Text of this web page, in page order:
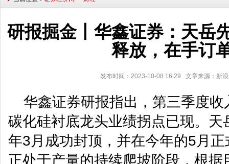
研报掘金丨华鑫证券：天岳
释放，在手订
发布时间：2023-10-08 16:29 文章来源：新
华鑫证券研报指出，第三季度
碳化硅衬底龙头业绩拐点已现。
年3月成功封顶，并在今年的5月
正处于产量的持续爬坡阶段，根